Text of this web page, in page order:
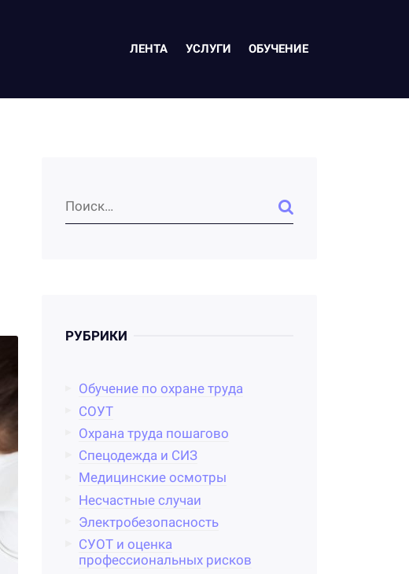
ЛЕНТА УСЛУГИ ОБУЧЕНИЕ
РУБРИКИ
Обучение по охране труда
СОУТ
Охрана труда пошагово
Спецодежда и СИЗ
Медицинские осмотры
Несчастные случаи
Электробезопасность
СУОТ и оценка
профессиональных рисков